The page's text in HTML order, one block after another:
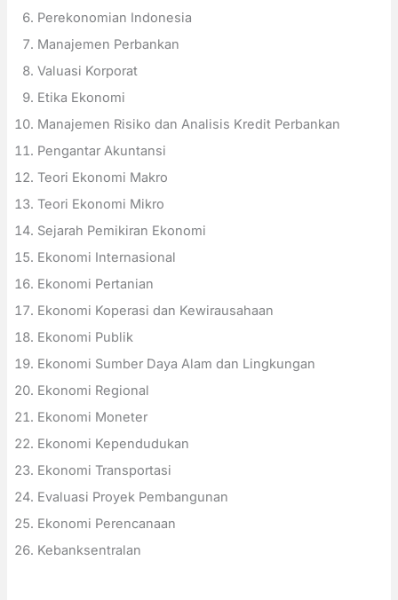
Perekonomian Indonesia
Manajemen Perbankan
Valuasi Korporat
Etika Ekonomi
Manajemen Risiko dan Analisis Kredit Perbankan
Pengantar Akuntansi
Teori Ekonomi Makro
Teori Ekonomi Mikro
Sejarah Pemikiran Ekonomi
Ekonomi Internasional
Ekonomi Pertanian
Ekonomi Koperasi dan Kewirausahaan
Ekonomi Publik
Ekonomi Sumber Daya Alam dan Lingkungan
Ekonomi Regional
Ekonomi Moneter
Ekonomi Kependudukan
Ekonomi Transportasi
Evaluasi Proyek Pembangunan
Ekonomi Perencanaan
Kebanksentralan